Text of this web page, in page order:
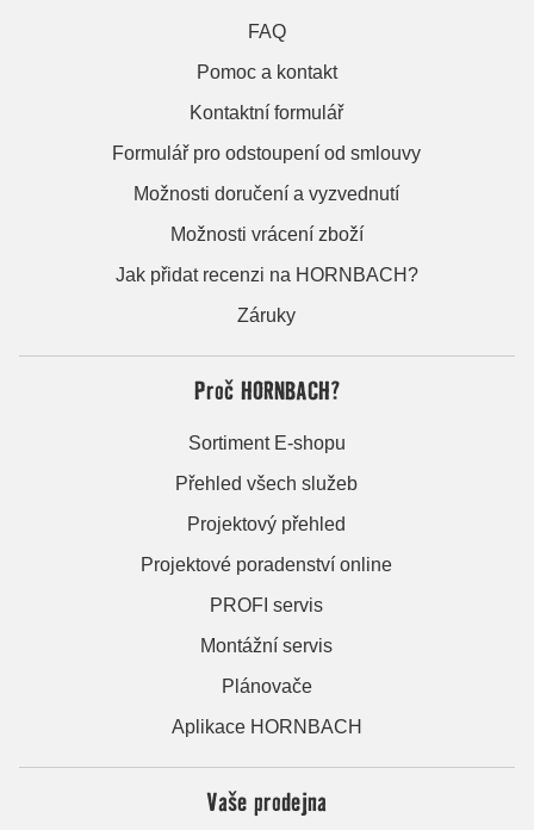
FAQ
Pomoc a kontakt
Kontaktní formulář
Formulář pro odstoupení od smlouvy
Možnosti doručení a vyzvednutí
Možnosti vrácení zboží
Jak přidat recenzi na HORNBACH?
Záruky
Proč HORNBACH?
Sortiment E-shopu
Přehled všech služeb
Projektový přehled
Projektové poradenství online
PROFI servis
Montážní servis
Plánovače
Aplikace HORNBACH
Vaše prodejna